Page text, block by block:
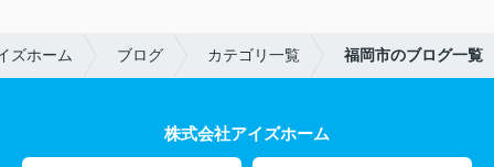
ズホーム ブログ カテゴリ一覧 福岡市のブログ一覧
株式会社アイズホーム